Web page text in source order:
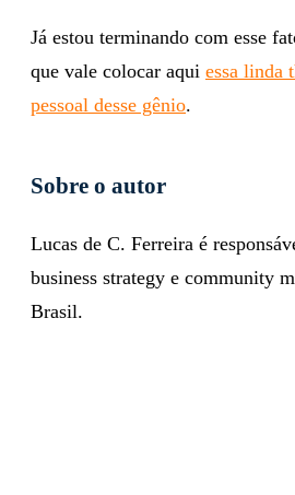
Já estou terminando com esse
que vale colocar aqui essa linda
pessoal desse gênio.
Sobre o autor
Lucas de C. Ferreira é
business strategy e community
Brasil.